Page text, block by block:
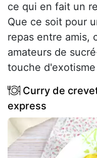
ce qui en fait un
Que ce soit pour
repas entre amis,
amateurs de
touche
Curry de
express